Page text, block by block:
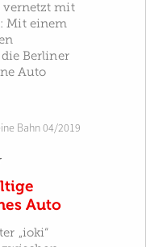
vernetzt mit
Mit einem
Berliner
Auto
Bahn 04/2019
Auto
„ioki“